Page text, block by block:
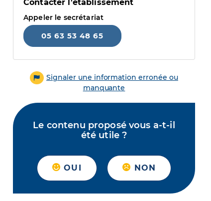
Contacter l'établissement
Appeler le secrétariat
05 63 53 48 65
Signaler une information erronée ou
manquante
Le contenu proposé vous a-t-il
été utile ?
OUI NON